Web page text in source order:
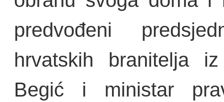
predvođeni
hrvatskih branitelja
Begić i ministar